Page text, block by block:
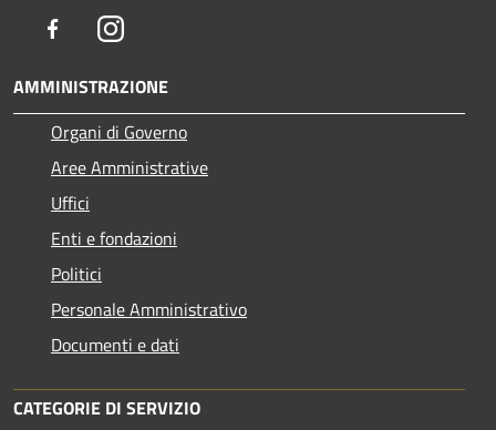
FacebookInstagram
AMMINISTRAZIONE
Organi di Governo
Aree Amministrative
Uffici
Enti e fondazioni
Politici
Personale Amministrativo
Documenti e dati
CATEGORIE DI SERVIZIO